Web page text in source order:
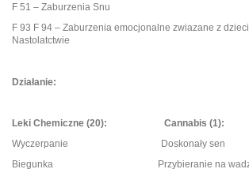
F 51 – Zaburzenia Snu
F 93 F 94 – Zaburzenia emocjonalne zwiazane z
Nastolatctwie
Działanie:
Leki Chemiczne (20): Cannabis (1):
Wyczerpanie Doskonały sen
Biegunka Przybieranie na